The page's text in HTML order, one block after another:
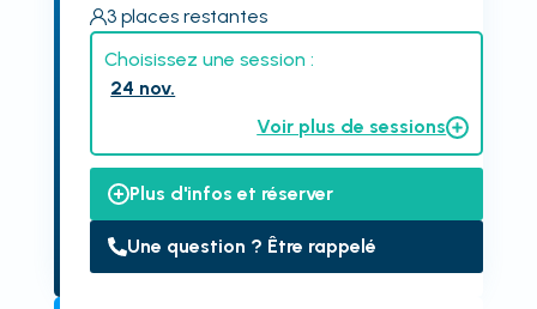
3 places restantes
Choisissez une session :
24 nov.
Voir plus de sessions
Plus d'infos et réserver
Une question ? Être rappelé